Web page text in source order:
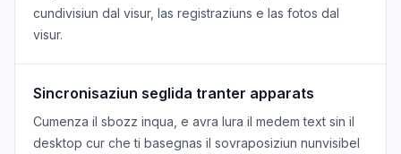
cundivisiun dal visur, las registraziuns e las fotos dal
visur.
Sincronisaziun seglida tranter apparats
Cumenza il sbozz inqua, e avra lura il medem text sin il
desktop cur che ti basegnas il sovraposiziun nunvisibel